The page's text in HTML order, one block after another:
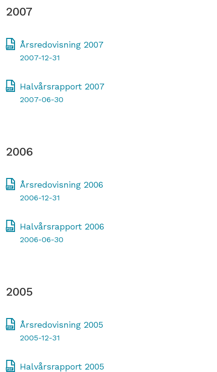
2007
Årsredovisning 2007
2007-12-31
Halvårsrapport 2007
2007-06-30
2006
Årsredovisning 2006
2006-12-31
Halvårsrapport 2006
2006-06-30
2005
Årsredovisning 2005
2005-12-31
Halvårsrapport 2005